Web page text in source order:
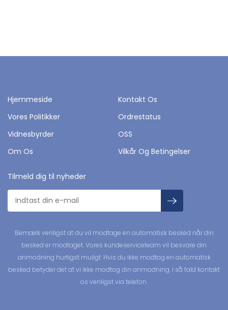
Hjemmeside
Kontakt Os
Vores Politikker
Ordrestatus
Vidnesbyrder
OSS
Om Os
Vilkår Og Betingelser
Tilmeld dig til nyheder
Bemærk venligst at du vil modtage en automatisk besked når din
besked er modtaget. Vores kundeserviceteam vil besvare din
anmodning hurtigst muligt. Hvis du ikke modtog en automatisk
besked betyder det at vi ikke modtog din anmodning. I så fald kontakt
os venligst via telefon.